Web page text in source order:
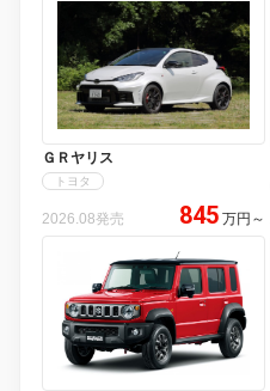
ＧＲヤリス
トヨタ
2026.08発売 845 万円 ～